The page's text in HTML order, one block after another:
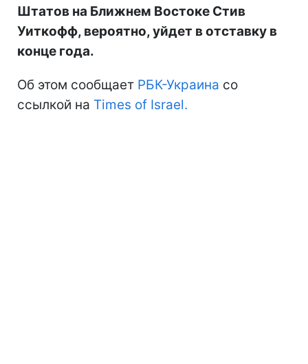
Штатов на Ближнем Востоке Стив
Уиткофф, вероятно, уйдет в отставку в
конце года.
Об этом сообщает РБК-Украина со
ссылкой на Times of Israel.